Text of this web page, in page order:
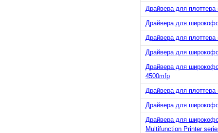
Драйвера для
Драйвера для
Драйвера для
Драйвера для
Драйвера для
4500mfp
Драйвера для
Драйвера для
Драйвера для
Multifunction Printer